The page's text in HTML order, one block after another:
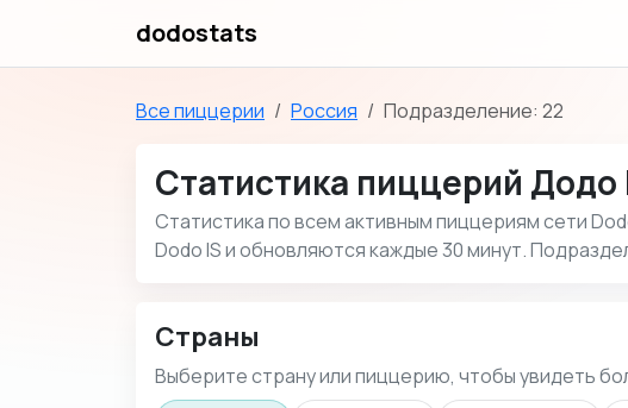
dodostats
Все пиццерии Россия Подразделение: 22
Статистика пиццерий
Статистика по всем активным пиццериям сети
Dodo IS и обновляются каждые 30 минут.
Страны
Выберите страну или пиццерию, чтобы увидеть